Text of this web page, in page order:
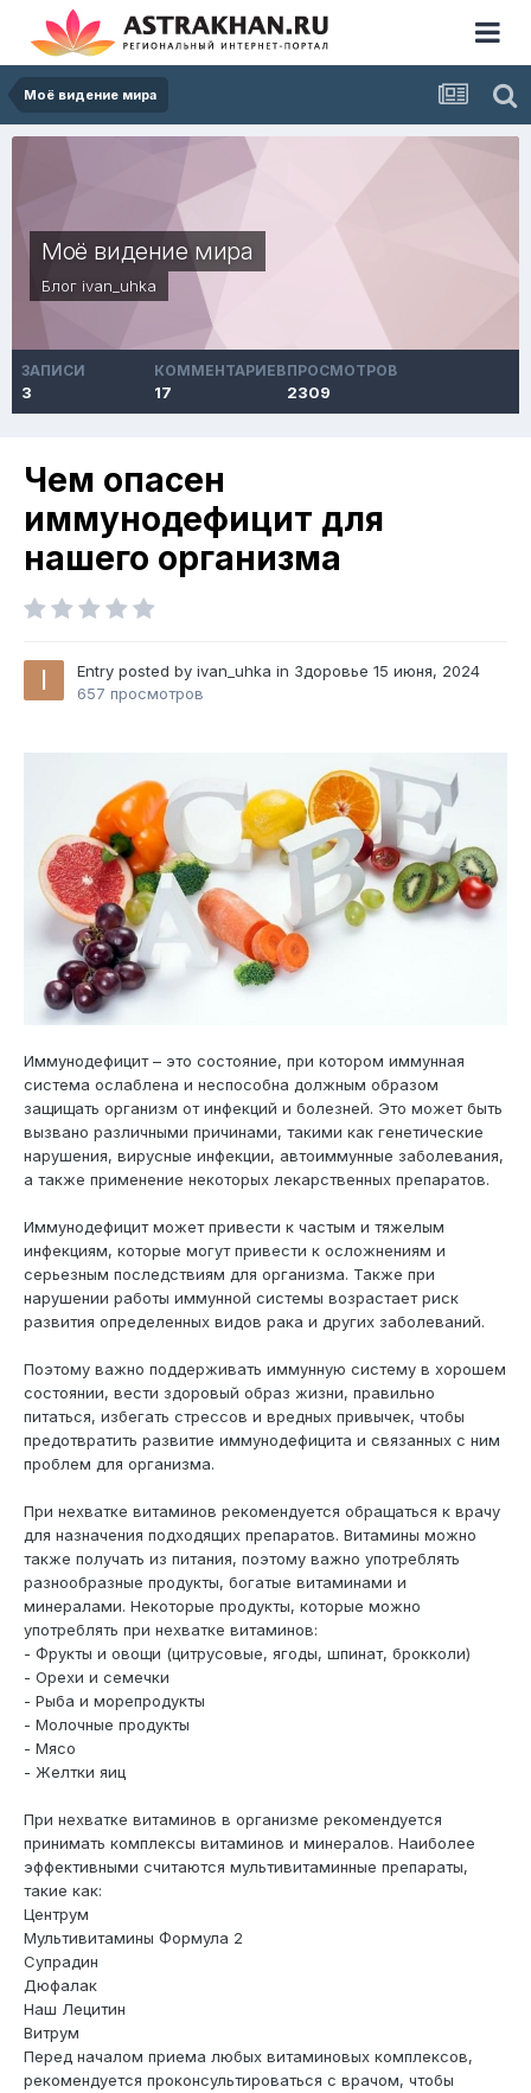
Моё видение мира
Моё видение мира
Блог ivan_uhka
ЗАПИСИ
3
КОММЕНТАРИЕВ
17
ПРОСМОТРОВ
2309
Чем опасен
иммунодефицит для
нашего организма
Entry posted by ivan_uhka in Здоровье 15 июня, 2024
657 просмотров
Иммунодефицит – это состояние, при котором иммунная
система ослаблена и неспособна должным образом
защищать организм от инфекций и болезней. Это может быть
вызвано различными причинами, такими как генетические
нарушения, вирусные инфекции, автоиммунные заболевания,
а также применение некоторых лекарственных препаратов.
Иммунодефицит может привести к частым и тяжелым
инфекциям, которые могут привести к осложнениям и
серьезным последствиям для организма. Также при
нарушении работы иммунной системы возрастает риск
развития определенных видов рака и других заболеваний.
Поэтому важно поддерживать иммунную систему в хорошем
состоянии, вести здоровый образ жизни, правильно
питаться, избегать стрессов и вредных привычек, чтобы
предотвратить развитие иммунодефицита и связанных с ним
проблем для организма.
При нехватке витаминов рекомендуется обращаться к врачу
для назначения подходящих препаратов. Витамины можно
также получать из питания, поэтому важно употреблять
разнообразные продукты, богатые витаминами и
минералами. Некоторые продукты, которые можно
употреблять при нехватке витаминов:
- Фрукты и овощи (цитрусовые, ягоды, шпинат, брокколи)
- Орехи и семечки
- Рыба и морепродукты
- Молочные продукты
- Мясо
- Желтки яиц
При нехватке витаминов в организме рекомендуется
принимать комплексы витаминов и минералов. Наиболее
эффективными считаются мультивитаминные препараты,
такие как:
Центрум
Мультивитамины Формула 2
Супрадин
Дюфалак
Наш Лецитин
Витрум
Перед началом приема любых витаминовых комплексов,
рекомендуется проконсультироваться с врачом, чтобы